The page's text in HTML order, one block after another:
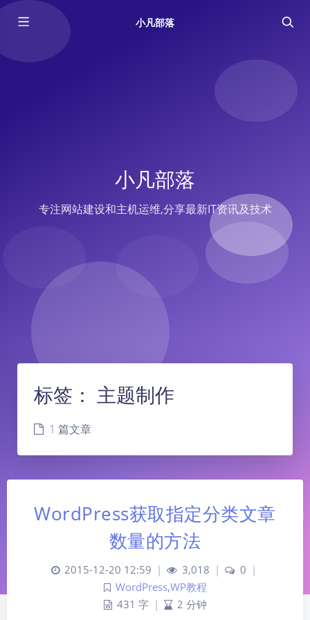
小凡部落
小凡部落
专注网站建设和主机运维,分享最新IT资讯及技术
标签： 主题制作
1 篇文章
WordPress获取指定分类文章
数量的方法
2015-12-20 12:59 3,018 0
WordPress,WP教程
431 字
2 分钟